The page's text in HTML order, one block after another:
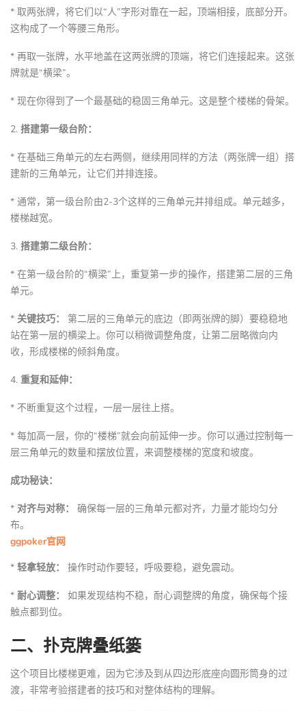
* 取两张牌，将它们以“人”字形对靠在一起，顶端相接，底部分开。
这构成了一个等腰三角形。
* 再取一张牌，水平地盖在这两张牌的顶端，将它们连接起来。这张
牌就是“横梁”。
* 现在你得到了一个最基础的稳固三角单元。这是整个楼梯的骨架。
2. 搭建第一级台阶：
* 在基础三角单元的左右两侧，继续用同样的方法（两张牌一组）搭
建新的三角单元，让它们并排连接。
* 通常，第一级台阶由2-3个这样的三角单元并排组成。单元越多，
楼梯越宽。
3. 搭建第二级台阶：
* 在第一级台阶的“横梁”上，重复第一步的操作，搭建第二层的三角
单元。
* 关键技巧：
第二层的三角单元的底边（即两张牌的脚）要稳稳地
站在第一层的横梁上。你可以稍微调整角度，让第二层略微向内
收，形成楼梯的倾斜角度。
4. 重复和延伸：
* 不断重复这个过程，一层一层往上搭。
* 每加高一层，你的“楼梯”就会向前延伸一步。你可以通过控制每一
层三角单元的数量和摆放位置，来调整楼梯的宽度和坡度。
成功秘诀：
* 对齐与对称：
确保每一层的三角单元都对齐，力量才能均匀分
布。
ggpoker官网
* 轻拿轻放： 操作时动作要轻，呼吸要稳，避免震动。
* 耐心调整：
如果发现结构不稳，耐心调整牌的角度，确保每个接
触点都到位。
二、扑克牌叠纸篓
这个项目比楼梯更难，因为它涉及到从四边形底座向圆形筒身的过
渡，非常考验搭建者的技巧和对整体结构的理解。